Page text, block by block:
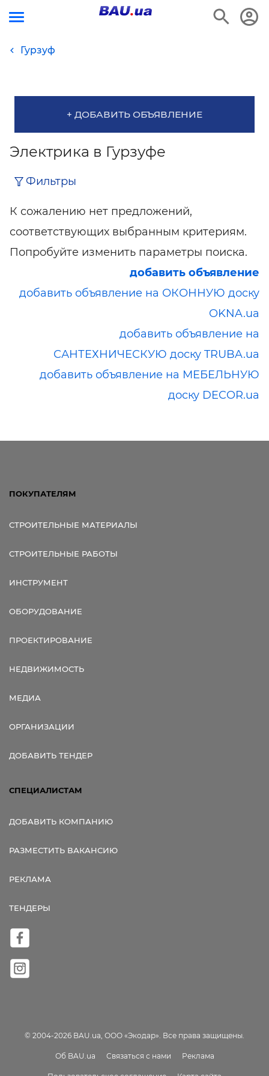
Гурзуф
+ ДОБАВИТЬ ОБЪЯВЛЕНИЕ
Электрика в Гурзуфе
Фильтры
К сожалению нет предложений,
соответствующих выбранным критериям.
Попробуйте изменить параметры поиска.
добавить объявление
добавить объявление на ОКОННУЮ доску
OKNA.ua
добавить объявление на
САНТЕХНИЧЕСКУЮ доску TRUBA.ua
добавить объявление на МЕБЕЛЬНУЮ
доску DECOR.ua
ПОКУПАТЕЛЯМ
СТРОИТЕЛЬНЫЕ МАТЕРИАЛЫ
СТРОИТЕЛЬНЫЕ РАБОТЫ
ИНСТРУМЕНТ
ОБОРУДОВАНИЕ
ПРОЕКТИРОВАНИЕ
НЕДВИЖИМОСТЬ
МЕДИА
ОРГАНИЗАЦИИ
ДОБАВИТЬ ТЕНДЕР
СПЕЦИАЛИСТАМ
ДОБАВИТЬ КОМПАНИЮ
РАЗМЕСТИТЬ ВАКАНСИЮ
РЕКЛАМА
ТЕНДЕРЫ
© 2004-2026 BAU.ua, ООО «Экодар». Все права защищены.
Об BAU.ua Связаться с нами Реклама